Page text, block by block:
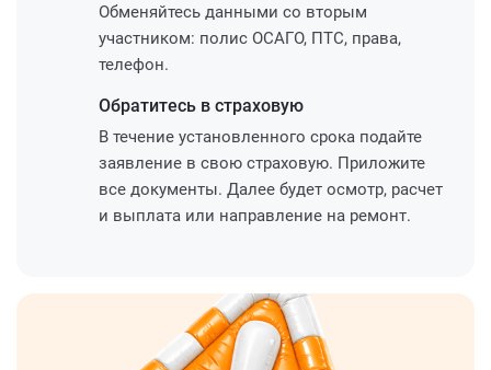
Обменяйтесь данными со вторым
участником: полис ОСАГО, ПТС, права,
телефон.
Обратитесь в страховую
В течение установленного срока подайте
заявление в свою страховую. Приложите
все документы. Далее будет осмотр, расчет
и выплата или направление на ремонт.